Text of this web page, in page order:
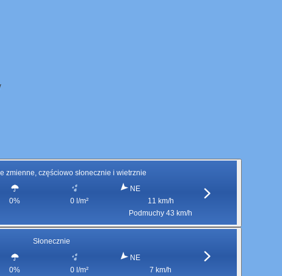
zmienne, częściowo słonecznie i wietrznie
0% 0 l/m²
NE
11 km/h
Podmuchy 43 km/h
Słonecznie
0% 0 l/m²
NE
7 km/h